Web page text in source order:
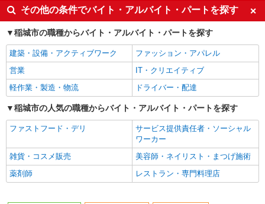
同じ特徴から稲城駅の求人を探す
入社日応相談
未経験歓迎
経験者・有資格者歓迎
新卒・第二新卒歓迎
女性活躍中
主婦・主夫歓迎
フリーター歓迎
学歴不問
ブランクOK
ミドル（40代～）活躍中
エルダー（50代～）活躍中
シニア（60代～）活躍中
高収入・高額
ボーナス・賞与あり
昇給あり
完全週休2日制
フルタイム歓迎
禁煙・分煙
駅直結・駅チカ
車通勤OK
その他の条件でバイト・アルバイト・パートを探す
稲城市の職種からバイト・アルバイト・パートを探す
建築・設備・アクティブワーク
ファッション・アパレル
営業
IT・クリエイティブ
軽作業・製造・物流
ドライバー・配達
稲城市の人気の職種からバイト・アルバイト・パートを探す
ファストフード・デリ
サービス提供責任者・ソーシャル
ワーカー
雑貨・コスメ販売
美容師・ネイリスト・まつげ施術
薬剤師
レストラン・専門料理店